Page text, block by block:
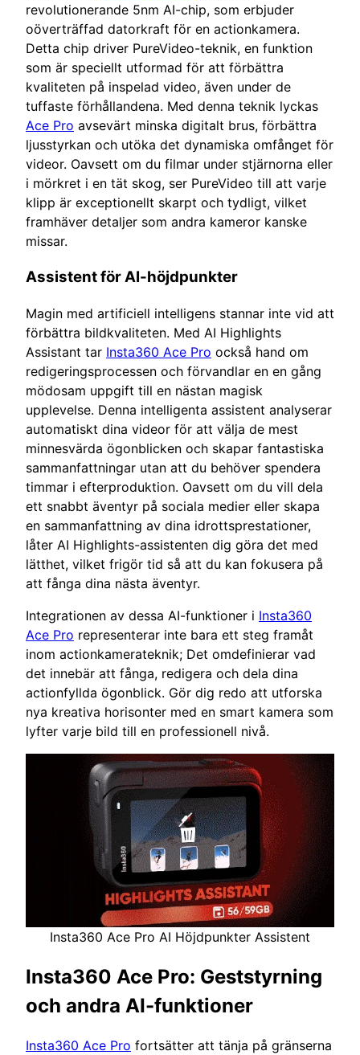
revolutionerande 5nm AI-chip, som erbjuder
oöverträffad datorkraft för en actionkamera.
Detta chip driver PureVideo-teknik, en funktion
som är speciellt utformad för att förbättra
kvaliteten på inspelad video, även under de
tuffaste förhållandena. Med denna teknik lyckas
Ace Pro avsevärt minska digitalt brus, förbättra
ljusstyrkan och utöka det dynamiska omfånget för
videor. Oavsett om du filmar under stjärnorna eller
i mörkret i en tät skog, ser PureVideo till att varje
klipp är exceptionellt skarpt och tydligt, vilket
framhäver detaljer som andra kameror kanske
missar.
Assistent för AI-höjdpunkter
Magin med artificiell intelligens stannar inte vid att
förbättra bildkvaliteten. Med AI Highlights
Assistant tar Insta360 Ace Pro också hand om
redigeringsprocessen och förvandlar en en gång
mödosam uppgift till en nästan magisk
upplevelse. Denna intelligenta assistent analyserar
automatiskt dina videor för att välja de mest
minnesvärda ögonblicken och skapar fantastiska
sammanfattningar utan att du behöver spendera
timmar i efterproduktion. Oavsett om du vill dela
ett snabbt äventyr på sociala medier eller skapa
en sammanfattning av dina idrottsprestationer,
låter AI Highlights-assistenten dig göra det med
lätthet, vilket frigör tid så att du kan fokusera på
att fånga dina nästa äventyr.
Integrationen av dessa AI-funktioner i Insta360
Ace Pro representerar inte bara ett steg framåt
inom actionkamerateknik; Det omdefinierar vad
det innebär att fånga, redigera och dela dina
actionfyllda ögonblick. Gör dig redo att utforska
nya kreativa horisonter med en smart kamera som
lyfter varje bild till en professionell nivå.
Insta360 Ace Pro AI Höjdpunkter Assistent
Insta360 Ace Pro: Geststyrning
och andra AI-funktioner
Insta360 Ace Pro fortsätter att tänja på gränserna